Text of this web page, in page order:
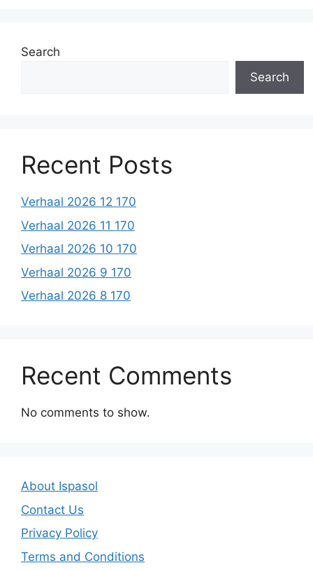
Search
Search
Recent Posts
Verhaal 2026 12 170
Verhaal 2026 11 170
Verhaal 2026 10 170
Verhaal 2026 9 170
Verhaal 2026 8 170
Recent Comments
No comments to show.
About Ispasol
Contact Us
Privacy Policy
Terms and Conditions